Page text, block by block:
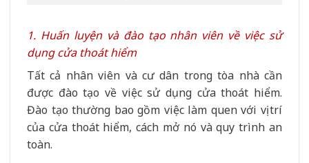
1. Huấn luyện và đào tạo nhân viên về việc sử
dụng cửa thoát hiểm
Tất cả nhân viên và cư dân trong tòa nhà cần
được đào tạo về việc sử dụng cửa thoát hiểm.
Đào tạo thường bao gồm việc làm quen với vị trí
của cửa thoát hiểm, cách mở nó và quy trình an
toàn.